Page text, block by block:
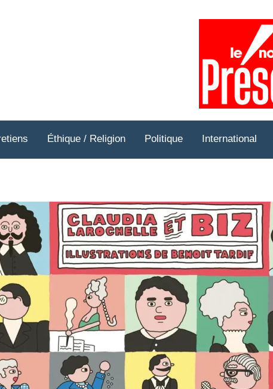
Éthique / Religion Politique International